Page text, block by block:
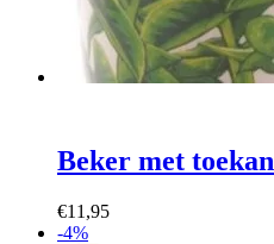
Beker met
€11,95
-4%